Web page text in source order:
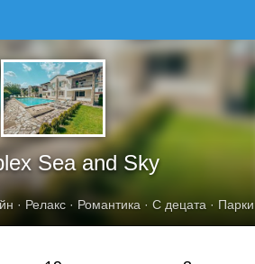
Sea and Sky
· Релакс · Романтика · С децата ·